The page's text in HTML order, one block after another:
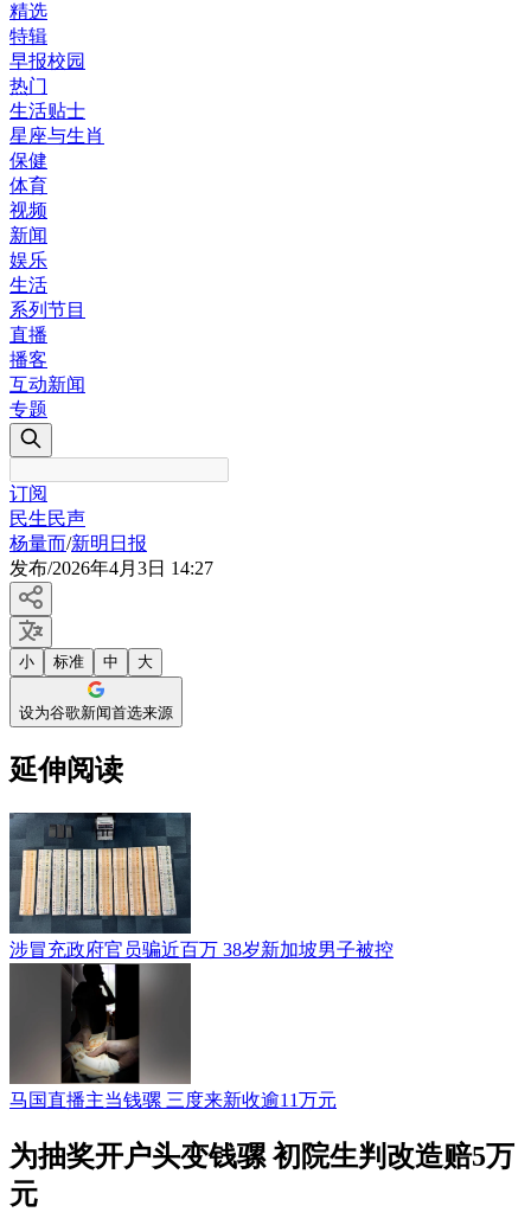
精选
特辑
早报校园
热门
生活贴士
星座与生肖
保健
体育
视频
新闻
娱乐
生活
系列节目
直播
播客
互动新闻
专题
订阅
民生民声
杨量而/新明日报
发布/2026年4月3日 14:27
小 标准 中 大
设为谷歌新闻首选来源
延伸阅读
涉冒充政府官员骗近百万 38岁新加坡男子被控
马国直播主当钱骡 三度来新收逾11万元
为抽奖开户头变钱骡 初院生判改造赔5万
元